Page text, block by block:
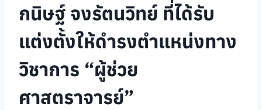
กนิษฐ์ จงรัตนวิทย์ ที่ได้รับ
แต่งตั้งให้ดำรงตำแหน่งทาง
วิชาการ “ผู้ช่วย
ศาสตราจารย์”